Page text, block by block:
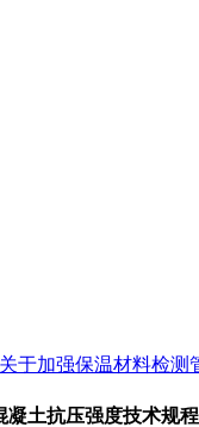
于加强保温材料检测
凝土抗压强度技术规